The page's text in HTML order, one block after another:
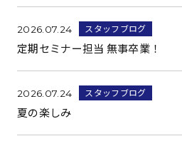
2026.07.24 スタッフブログ
定期セミナー担当 無事卒業！
2026.07.24 スタッフブログ
夏の楽しみ